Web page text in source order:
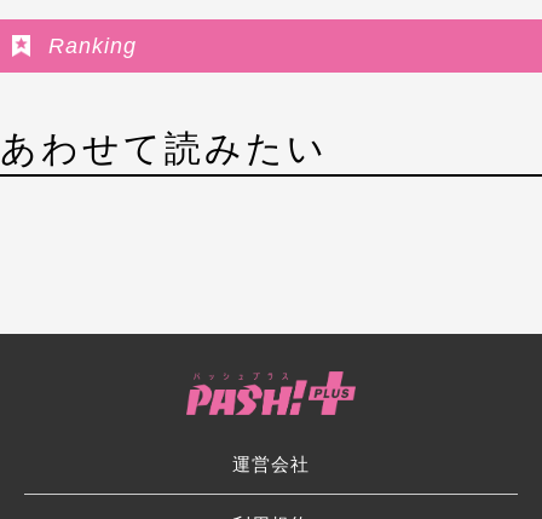
Ranking
あわせて読みたい
運営会社